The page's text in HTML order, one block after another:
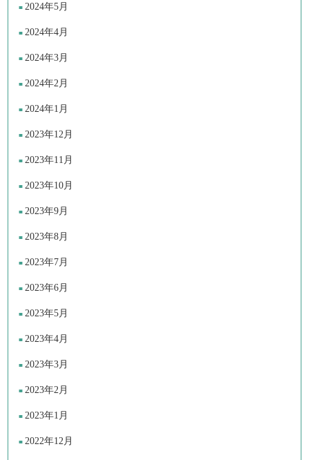
2024年5月
2024年4月
2024年3月
2024年2月
2024年1月
2023年12月
2023年11月
2023年10月
2023年9月
2023年8月
2023年7月
2023年6月
2023年5月
2023年4月
2023年3月
2023年2月
2023年1月
2022年12月